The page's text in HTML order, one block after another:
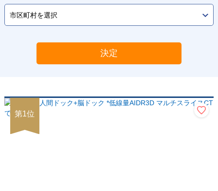
決定
第1位